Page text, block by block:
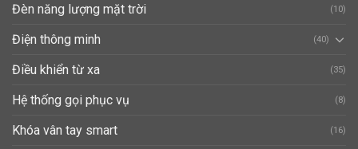
Đèn năng lượng mặt trời (10)
Điện thông minh (40)
Điều khiển từ xa (35)
Hệ thống gọi phục vụ (8)
Khóa vân tay smart (16)